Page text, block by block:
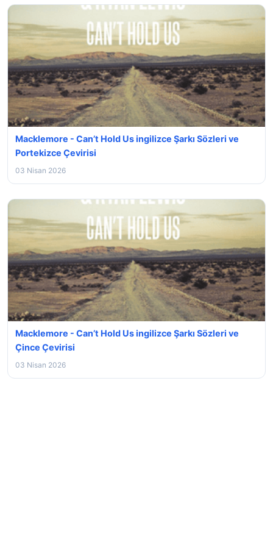
Macklemore - Can’t Hold Us ingilizce Şarkı Sözleri ve
Portekizce Çevirisi
03 Nisan 2026
Macklemore - Can’t Hold Us ingilizce Şarkı Sözleri ve
Çince Çevirisi
03 Nisan 2026